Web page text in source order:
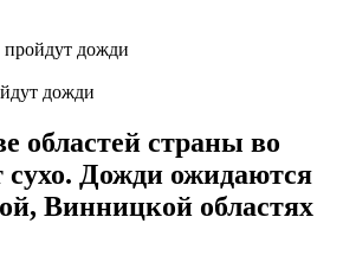
дожди
областей страны во
сухо. Дожди ожидаются
Винницкой областях